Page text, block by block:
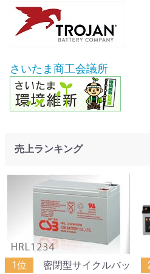
さいたま商工会議所
売上ランキング
1位
密閉型サイクルバッ